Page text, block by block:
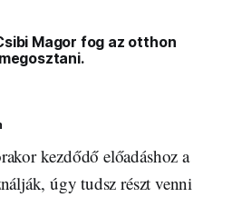
Magor fog az otthon
kezdődő előadáshoz a
úgy tudsz részt venni